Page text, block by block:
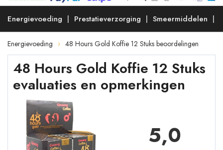
Energievoeding Prestatieverzorging Smeermiddelen
Energievoeding 48 Hours Gold Koffie 12 Stuks beoordelingen
48 Hours Gold Koffie 12 Stuks
evaluaties en opmerkingen
5,0